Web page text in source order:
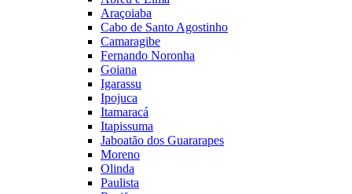
Araçoiaba
Cabo de Santo Agostinho
Camaragibe
Fernando Noronha
Goiana
Igarassu
Ipojuca
Itamaracá
Itapissuma
Jaboatão dos Guararapes
Moreno
Olinda
Paulista